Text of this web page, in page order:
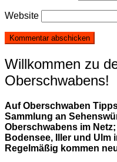
Website
Willkommen zu
Oberschwabens!
Auf Oberschwaben
Sammlung an
Oberschwabens im
Bodensee, Iller und Ulm
Regelmäßig kommen